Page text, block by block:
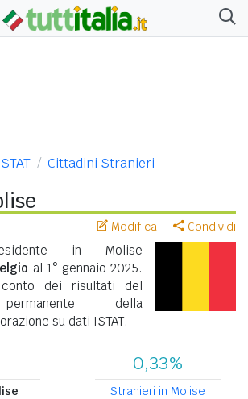
STAT Cittadini Stranieri
Modifica Condividi
in Molise
al 1° gennaio 2025.
dei risultati del
della
su dati ISTAT.
0,33%
Stranieri in Molise